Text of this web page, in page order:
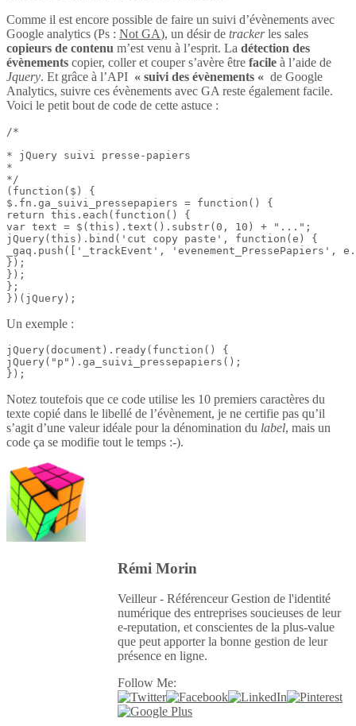
Comme il est encore possible de faire un suivi d’évènements avec
Google analytics (Ps : Not GA), un désir de trackerles sales
copieurs de contenu m’est venu à l’esprit. La détection des
évènements copier, coller et couper s’avère être facile à l’aide de
Jquery. Et grâce à l’API « suivi des évènements « de Google
Analytics, suivre ces évènements avec GA reste également facile.
Voici le petit bout de code de cette astuce :
/*
* jQuery suivi presse-papiers
*
*/
(function($) {
$.fn.ga_suivi_pressepapiers = function() {
return this.each(function() {
var text = $(this).text().substr(0, 10) + "...";
jQuery(this).bind('cut copy paste', function(e) {
_gaq.push(['_trackEvent', 'evenement_PressePapiers',
});
});
};
})(jQuery);
Un exemple :
jQuery(document).ready(function() {
jQuery("p").ga_suivi_pressepapiers();
});
Notez toutefois que ce code utilise les 10 premiers caractères du
texte copié dans le libellé de l’évènement, je ne certifie pas qu’il
s’agit d’une valeur idéale pour la dénomination du label, mais un
code ça se modifie tout le temps :-).
Rémi Morin
Veilleur - Référenceur Gestion de l'identité
numérique des entreprises soucieuses de leur
e-reputation, et conscientes de la plus-value
que peut apporter la bonne gestion de leur
présence en ligne.
Follow Me: